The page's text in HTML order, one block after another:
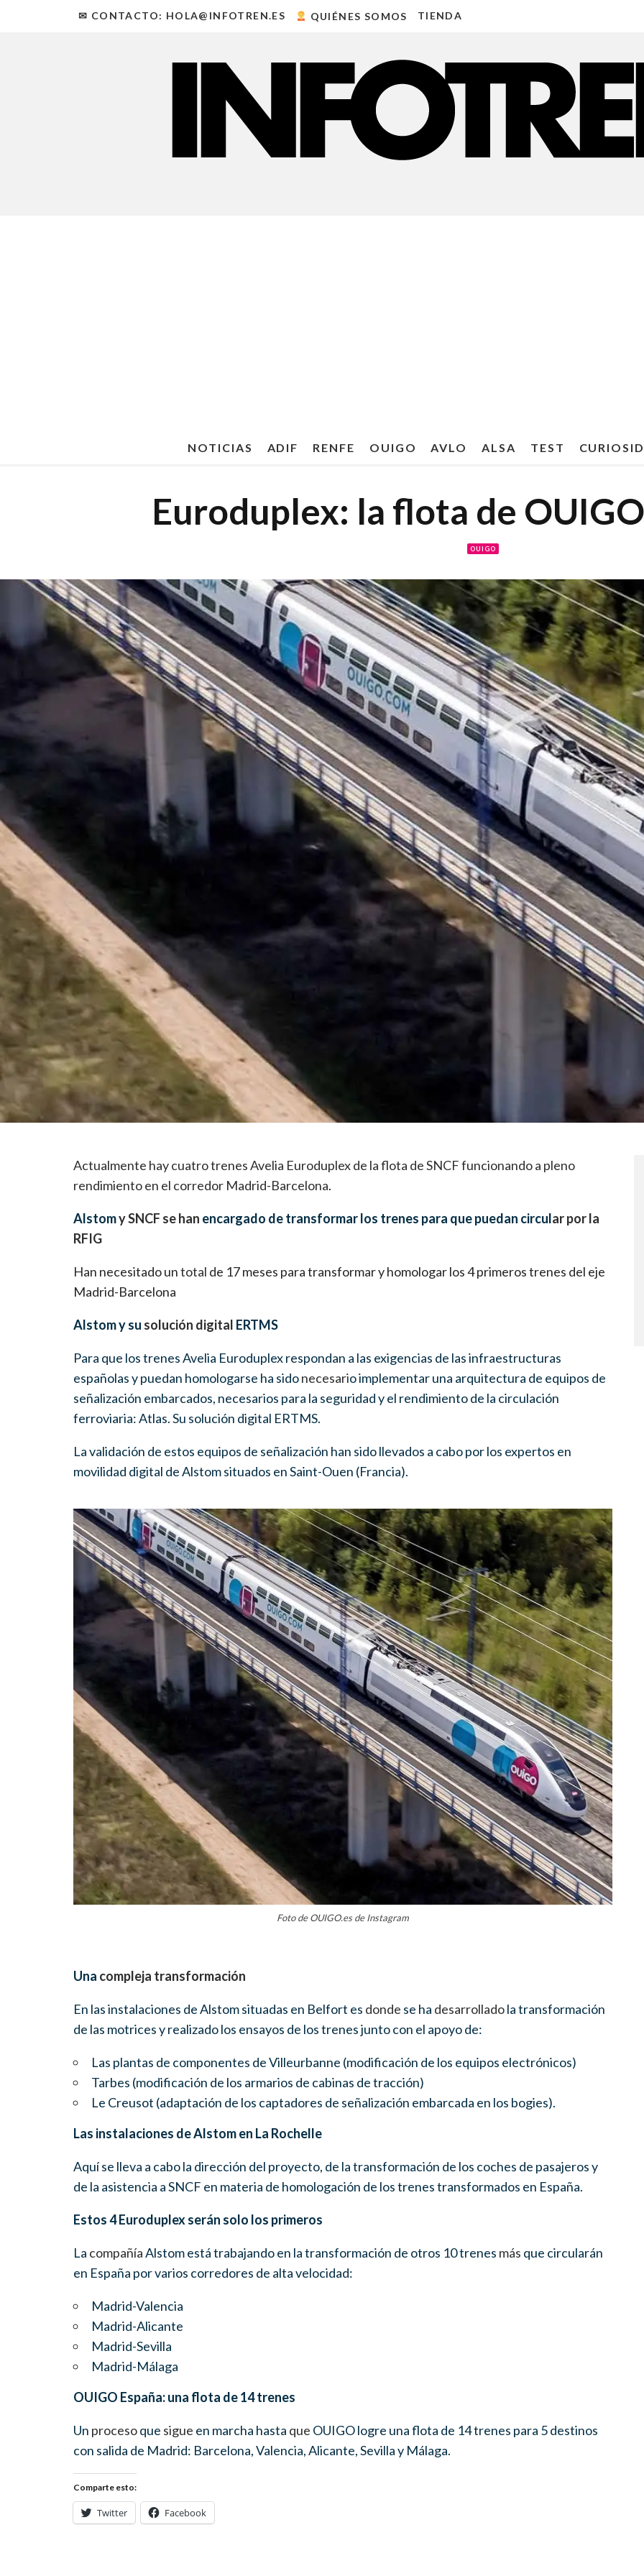
✉ CONTACTO: HOLA@INFOTREN.ES QUIÉNES SOMOS TIENDA
NOTICIAS ADIF RENFE OUIGO AVLO ALSA TEST
Euroduplex: la flota de
OUIGO
Actualmente hay cuatro trenes Avelia Euroduplex de la flota de SNCF funcionando a pleno
rendimiento en el corredor Madrid-Barcelona.
Alstomy SNCF se han encargado de transformar los trenes para que puedan circular por la
RFIG
Han necesitado untotal de 17 meses para transformar y homologar los 4 primeros trenes del eje
Madrid-Barcelona
Alstom y su solución digital ERTMS
Para que los trenes Avelia Euroduplex respondan a las exigencias de las infraestructuras
españolas y puedan homologarse ha sidonecesario implementar una arquitectura de equipos de
señalización embarcados, necesarios para la seguridad y el rendimiento de la circulación
ferroviaria: Atlas. Su solución digital ERTMS.
La validación de estos equipos de señalización han sido llevados a cabo por los expertos en
movilidad digital de Alstom situados en Saint-Ouen (Francia).
Foto de OUIGO.es de Instagram
Una compleja transformación
En las instalaciones de Alstom situadas en Belfort es donde se ha desarrolladola transformación
de las motrices y realizado los ensayos de los trenes junto con el apoyo de:
Las plantas de componentes de Villeurbanne (modificación de los equipos electrónicos)
Tarbes (modificación de los armarios de cabinas de tracción)
Le Creusot (adaptación de los captadores de señalización embarcada en los bogies).
Las instalaciones de Alstom en La Rochelle
Aquí se lleva a cabo la dirección del proyecto, de la transformación de los coches de pasajeros y
de la asistencia a SNCF en materia de homologación de los trenes transformados en España.
Estos 4 Euroduplex serán solo los primeros
La compañíaAlstom está trabajando en la transformación de otros 10 trenes más que circularán
en España por varios corredores de alta velocidad:
Madrid-Valencia
Madrid-Alicante
Madrid-Sevilla
Madrid-Málaga
OUIGO España: una flota de 14 trenes
Un procesoque sigue en marcha hasta que OUIGOlogre una flota de 14 trenes para 5 destinos
con salida de Madrid: Barcelona, Valencia, Alicante, Sevilla y Málaga.
Comparte esto:
Twitter Facebook